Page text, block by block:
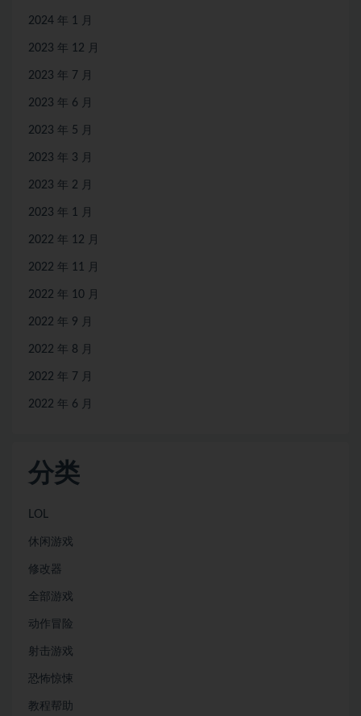
2024 年 1 月
2023 年 12 月
2023 年 7 月
2023 年 6 月
2023 年 5 月
2023 年 3 月
2023 年 2 月
2023 年 1 月
2022 年 12 月
2022 年 11 月
2022 年 10 月
2022 年 9 月
2022 年 8 月
2022 年 7 月
2022 年 6 月
分类
LOL
休闲游戏
修改器
全部游戏
动作冒险
射击游戏
恐怖惊悚
教程帮助